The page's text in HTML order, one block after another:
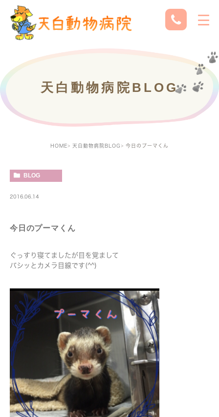
天白動物病院BLOG
HOME 天白動物病院BLOG 今日のプーマくん
BLOG
2016.06.14
今日のプーマくん
ぐっすり寝てましたが目を覚まして
バシッとカメラ目線です(^^)